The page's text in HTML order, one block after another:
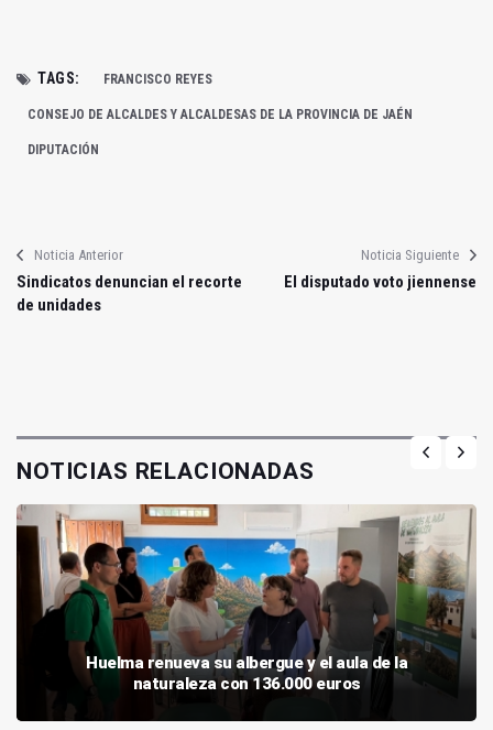
TAGS: FRANCISCO REYES
CONSEJO DE ALCALDES Y ALCALDESAS DE LA PROVINCIA DE JAÉN
DIPUTACIÓN
Noticia Anterior
Sindicatos denuncian el recorte
de unidades
Noticia Siguiente
El disputado voto jiennense
NOTICIAS RELACIONADAS
Huelma renueva su albergue y el aula de la
naturaleza con 136.000 euros